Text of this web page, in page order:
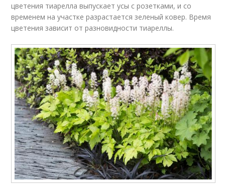
цветения тиарелла выпускает усы с розетками, и со
временем на участке разрастается зеленый ковер. Время
цветения зависит от разновидности тиареллы.